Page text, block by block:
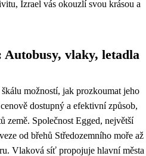
Izrael vás okouzlí svou krásou a
vlaky, letadla
možností, jak prozkoumat jeho
dostupný a efektivní způsob,
země. Společnost Egged, největší
od břehů Středozemního moře až
Vlaková síť propojuje hlavní města